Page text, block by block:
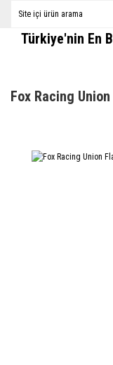
Türkiye'nin En
Fox Racing Union